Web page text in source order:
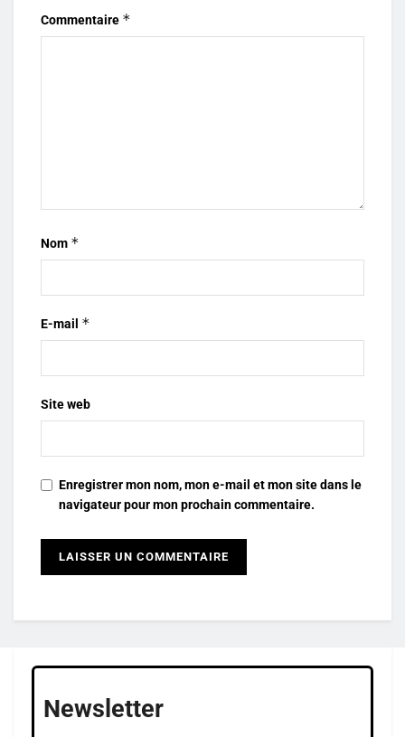
Commentaire *
Nom *
E-mail *
Site web
Enregistrer mon nom, mon e-mail et mon site dans le
navigateur pour mon prochain commentaire.
Newsletter